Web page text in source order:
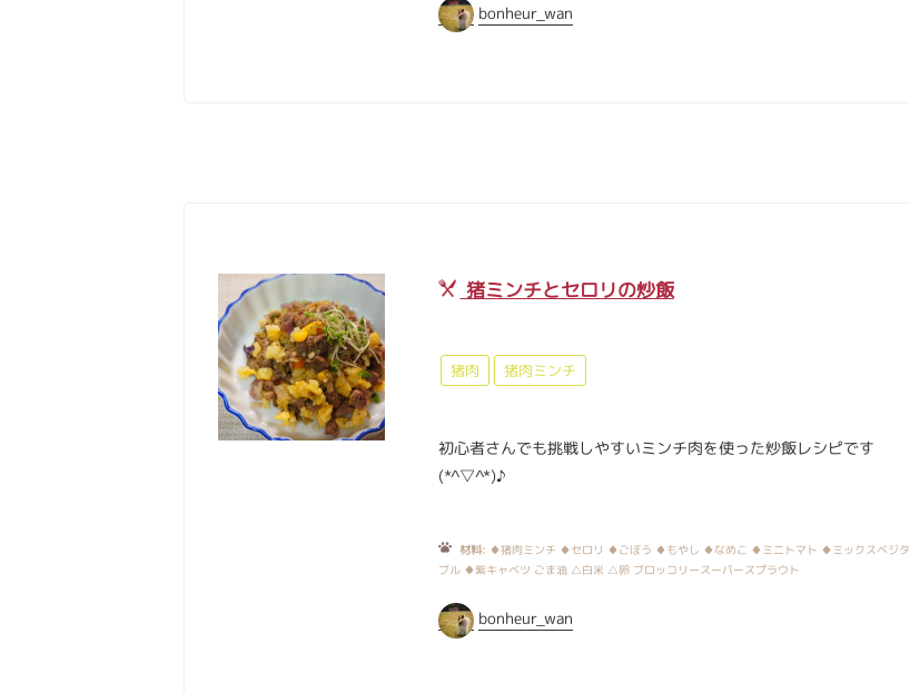
bonheur_wan
猪ミンチとセロリの炒飯
猪肉 猪肉ミンチ
初心者さんでも挑戦しやすいミンチ肉を使った炒飯レシピです
(*^▽^*)♪
材料: ♦猪肉ミンチ ♦セロリ ♦ごぼう ♦もやし ♦なめこ ♦ミニトマト ♦ミックスベジタ
ブル ♦紫キャベツ ごま油 △白米 △卵 ブロッコリースーパースプラウト
bonheur_wan